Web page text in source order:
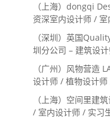
（上海）dongqi
资深室内设计师 / 室
系主管 / 设计实习生
（深圳）英国
圳分公司 – 建筑设
内设计师 / 设计实习生
（广州）风物营造
设计师 / 植物设计
（上海）空间里建
/ 室内设计师 / 实习